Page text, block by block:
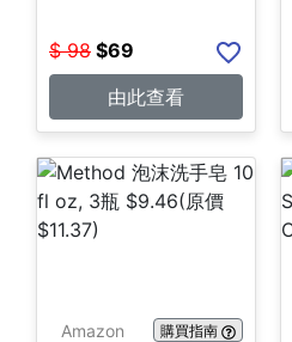
$ 98 $69
由此查看
Amazon 購買指南